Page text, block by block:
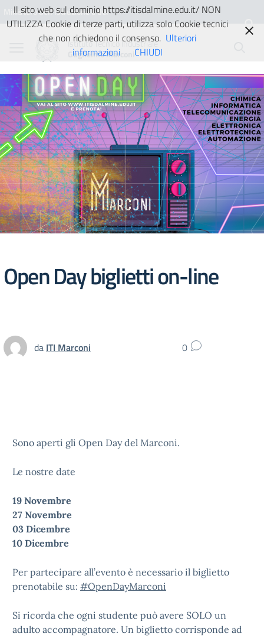
Vai ai contenuti
Vai al menu di navigazione
Vai al footer
Ministero dell'Istruzione e del
Istituto Tecnico Industriale
Guglielmo Marconi
Open Day biglietti on-line
da ITI Marconi 0
Sono aperti gli Open Day del Marconi.
Le nostre date
19 Novembre
27 Novembre
03 Dicembre
10 Dicembre
Per partecipare all’evento è necessario il biglietto
prenotabile su: #OpenDayMarconi
Si ricorda che ogni studente può avere SOLO un
adulto accompagnatore. Un biglietto corrisponde ad
Il sito web sul dominio https://itisdalmine.edu.it/ NON
UTILIZZA Cookie di terze parti, utilizza solo Cookie tecnici
che non richiedono il consenso. Ulteriori
informazioni
CHIUDI